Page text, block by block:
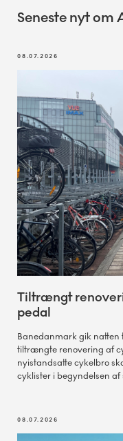
Seneste nyt om
08.07.2026
Tiltrængt
pedal
Banedanmark gik natten
tiltrængte renovering af
nyistandsatte cykelbro
cyklister i begyndelsen af
08.07.2026